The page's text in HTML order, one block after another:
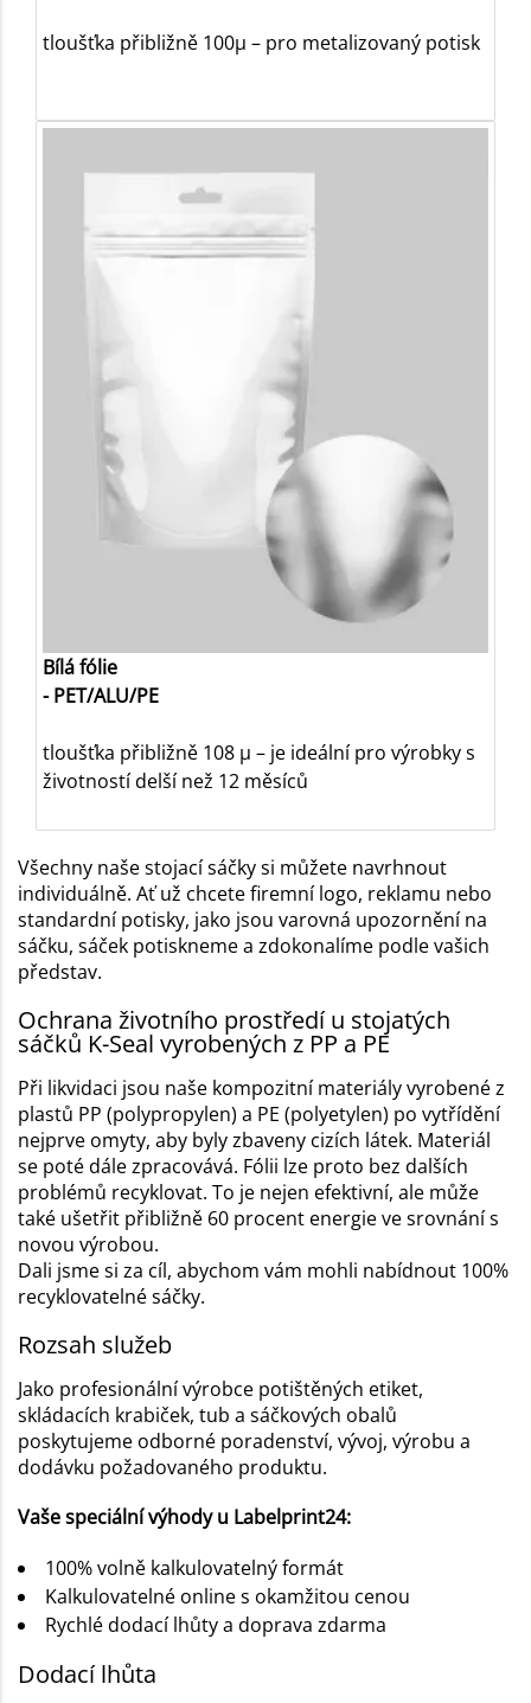
tloušťka přibližně 100µ – pro metalizovaný potisk
Bílá fólie
- PET/ALU/PE
tloušťka přibližně 108 µ – je ideální pro výrobky s
životností delší než 12 měsíců
Všechny naše stojací sáčky si můžete navrhnout
individuálně. Ať už chcete firemní logo, reklamu nebo
standardní potisky, jako jsou varovná upozornění na
sáčku, sáček potiskneme a zdokonalíme podle vašich
představ.
Ochrana životního prostředí u stojatých
sáčků K-Seal vyrobených z PP a PE
Při likvidaci jsou naše kompozitní materiály vyrobené z
plastů PP (polypropylen) a PE (polyetylen) po vytřídění
nejprve omyty, aby byly zbaveny cizích látek. Materiál
se poté dále zpracovává. Fólii lze proto bez dalších
problémů recyklovat. To je nejen efektivní, ale může
také ušetřit přibližně 60 procent energie ve srovnání s
novou výrobou.
Dali jsme si za cíl, abychom vám mohli nabídnout 100%
recyklovatelné sáčky.
Rozsah služeb
Jako profesionální výrobce potištěných etiket,
skládacích krabiček, tub a sáčkových obalů
poskytujeme odborné poradenství, vývoj, výrobu a
dodávku požadovaného produktu.
Vaše speciální výhody u Labelprint24:
100% volně kalkulovatelný formát
Kalkulovatelné online s okamžitou cenou
Rychlé dodací lhůty a doprava zdarma
Dodací lhůta